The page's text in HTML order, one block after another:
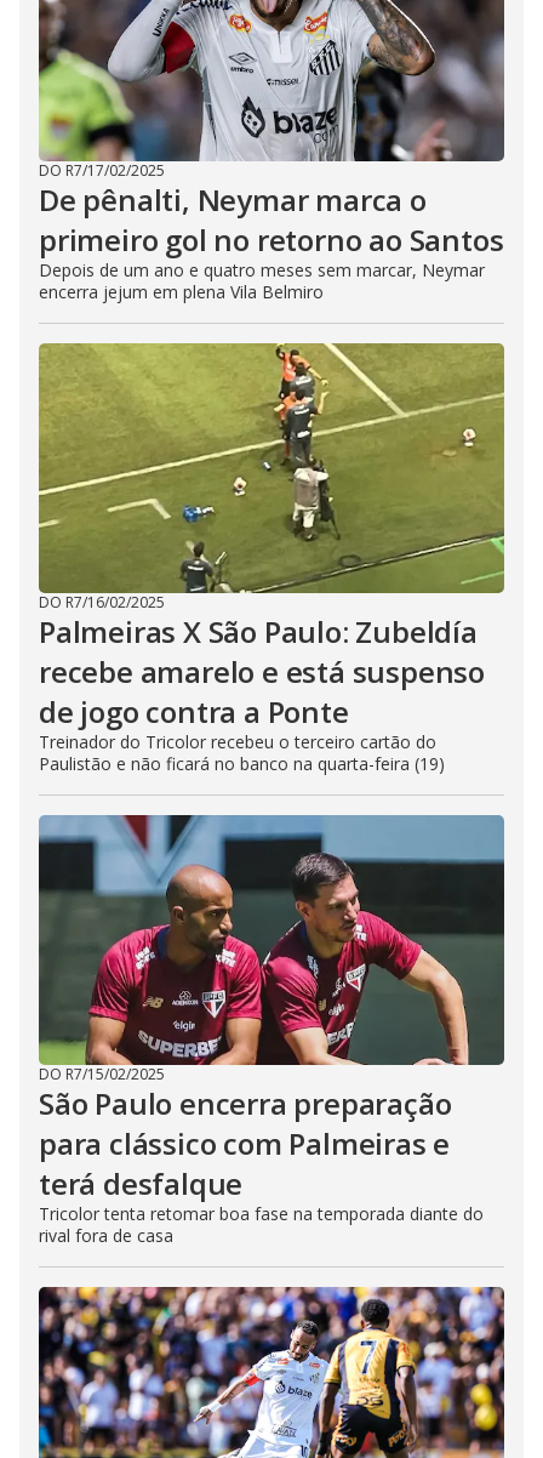
DO R7/17/02/2025
De pênalti, Neymar marca o
primeiro gol no retorno ao Santos
Depois de um ano e quatro meses sem marcar, Neymar
encerra jejum em plena Vila Belmiro
DO R7/16/02/2025
Palmeiras X São Paulo: Zubeldía
recebe amarelo e está suspenso
de jogo contra a Ponte
Treinador do Tricolor recebeu o terceiro cartão do
Paulistão e não ficará no banco na quarta-feira (19)
DO R7/15/02/2025
São Paulo encerra preparação
para clássico com Palmeiras e
terá desfalque
Tricolor tenta retomar boa fase na temporada diante do
rival fora de casa